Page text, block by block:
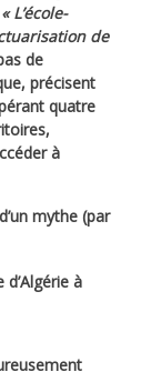
« L’école-
de
de
précisent
quatre
à
mythe (par
à